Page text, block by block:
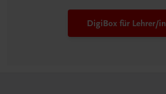
DigiBox für Lehrer/